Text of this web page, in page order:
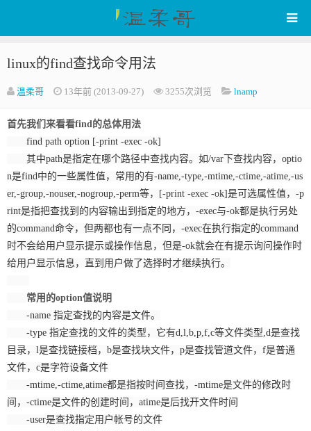
WenRou's Blog
linux的find查找命令用法
温柔哥 13年前 (2013-09-27) 3255次浏览 lnamp
首先我们来看看find的总体用法
find path option [-print -exec -ok]
其中path是指定在哪个路径中查找内容。如/var下查找内容，optio
n是find中的一些属性值，常用的有-name,-type,-mtime,-ctime,-atime,-us
er,-group,-nouser,-nogroup,-perm等，[-print -exec -ok]是可选属性值，-p
rint是指把查找到的内容输出到指定的地方，-exec与-ok都是执行另处
的command命令，但两都也有一点不同，-exec在执行指定的command
时不会给用户显示提示或操作信息，但是-ok就会在有提示询问操作时
给用户显示信息，直到用户做了选择时才继续执行。
常用的option值说明
-name 指定查找的内容是文件。
-type 指定查找的文件的类型，它有d,l,b,p,f,c等文件类型,d是查找
目录，l是查找链接档，b是查找块文件，p是查找管道文件，f是普通
文件，c是字符设备文件
-mtime,-ctime,atime都是指按时间查找，-mtime是文件的修改时
间，-ctime是文件的创建时间，atime是后找开文件时间
-user是查找指定用户帐号的文件